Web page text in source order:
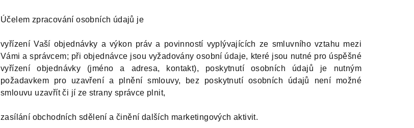
Účelem zpracování osobních údajů je
vyřízení Vaší objednávky a výkon práv a povinností vyplývajících ze smluvního vztahu mezi
Vámi a správcem; při objednávce jsou vyžadovány osobní údaje, které jsou nutné pro úspěšné
vyřízení objednávky (jméno a adresa, kontakt), poskytnutí osobních údajů je nutným
požadavkem pro uzavření a plnění smlouvy, bez poskytnutí osobních údajů není možné
smlouvu uzavřít či jí ze strany správce plnit,
zasílání obchodních sdělení a činění dalších marketingových aktivit.